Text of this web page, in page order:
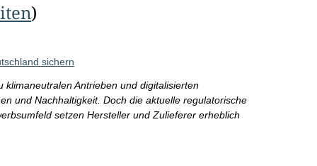
)
sichern
klimaneutralen Antrieben und digitalisierten
und Nachhaltigkeit. Doch die aktuelle regulatorische
setzen Hersteller und Zulieferer erheblich